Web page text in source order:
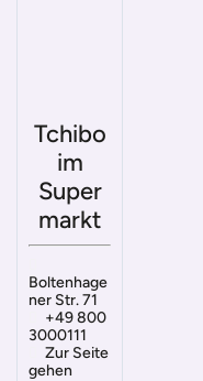
Tchibo
im
Super
markt
Boltenhage
ner Str. 71
+49 800
3000111
Zur Seite
gehen